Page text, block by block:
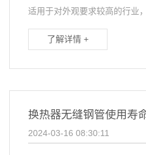
适用于对外观要求较高的行业
了解详情 +
换热器无缝钢管使用寿
2024-03-16 08:30:11